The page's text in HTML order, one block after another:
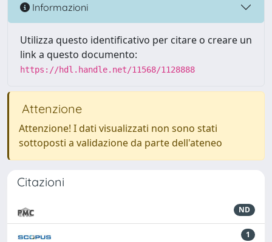
Informazioni
Utilizza questo identificativo per citare o creare un
link a questo documento:
https://hdl.handle.net/11568/1128888
Attenzione
Attenzione! I dati visualizzati non sono stati
sottoposti a validazione da parte dell'ateneo
Citazioni
ND
1